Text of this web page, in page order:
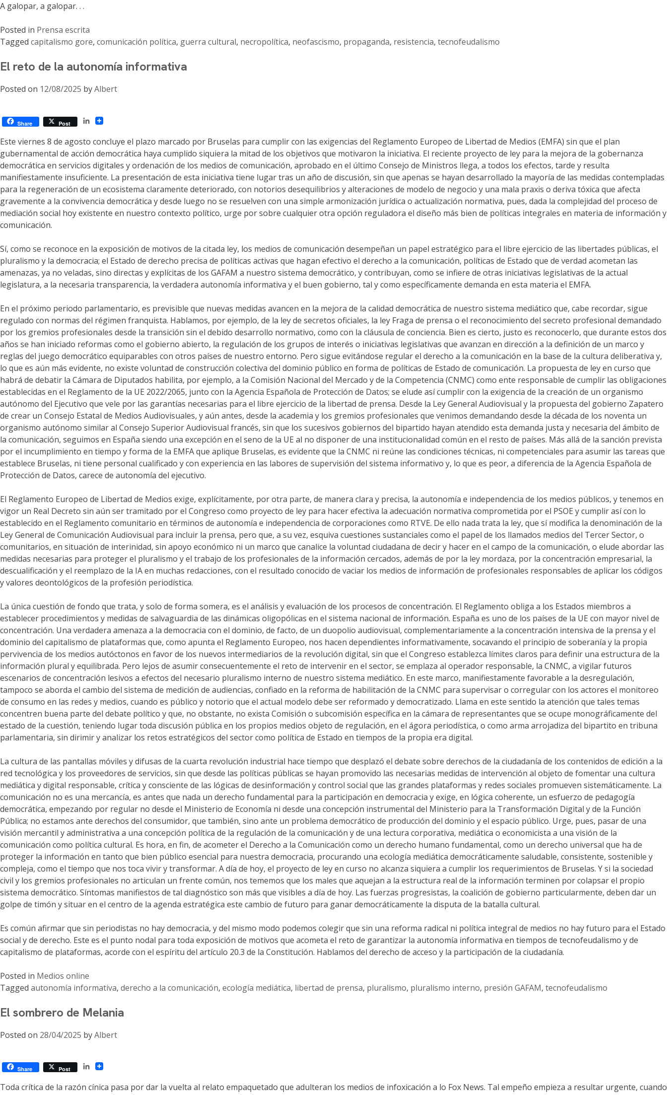
A galopar, a galopar. . .
Posted in Prensa escrita
Tagged capitalismo gore, comunicación política, guerra cultural, necropolítica, neofascismo, propaganda, resistencia, tecnofeudalismo
El reto de la autonomía informativa
Posted on 12/08/2025 byAlbert
Share Post
LinkedIn
Este viernes 8 de agosto concluye el plazo marcado por Bruselas para cumplir con las exigencias del Reglamento Europeo de Libertad de Medios (EMFA) sin que el plan
gubernamental de acción democrática haya cumplido siquiera la mitad de los objetivos que motivaron la iniciativa. El reciente proyecto de ley para la mejora de la gobernanza
democrática en servicios digitales y ordenación de los medios de comunicación, aprobado en el último Consejo de Ministros llega, a todos los efectos, tarde y resulta
manifiestamente insuficiente. La presentación de esta iniciativa tiene lugar tras un año de discusión, sin que apenas se hayan desarrollado la mayoría de las medidas contempladas
para la regeneración de un ecosistema claramente deteriorado, con notorios desequilibrios y alteraciones de modelo de negocio y una mala praxis o deriva tóxica que afecta
gravemente a la convivencia democrática y desde luego no se resuelven con una simple armonización jurídica o actualización normativa, pues, dada la complejidad del proceso de
mediación social hoy existente en nuestro contexto político, urge por sobre cualquier otra opción reguladora el diseño más bien de políticas integrales en materia de información y
comunicación.
Sí, como se reconoce en la exposición de motivos de la citada ley, los medios de comunicación desempeñan un papel estratégico para el libre ejercicio de las libertades públicas, el
pluralismo y la democracia; el Estado de derecho precisa de políticas activas que hagan efectivo el derecho a la comunicación, políticas de Estado que de verdad acometan las
amenazas, ya no veladas, sino directas y explícitas de los GAFAM a nuestro sistema democrático, y contribuyan, como se infiere de otras iniciativas legislativas de la actual
legislatura, a la necesaria transparencia, la verdadera autonomía informativa y el buen gobierno, tal y como específicamente demanda en esta materia el EMFA.
En el próximo periodo parlamentario, es previsible que nuevas medidas avancen en la mejora de la calidad democrática de nuestro sistema mediático que, cabe recordar, sigue
regulado con normas del régimen franquista. Hablamos, por ejemplo, de la ley de secretos oficiales, la ley Fraga de prensa o el reconocimiento del secreto profesional demandado
por los gremios profesionales desde la transición sin el debido desarrollo normativo, como con la cláusula de conciencia. Bien es cierto, justo es reconocerlo, que durante estos dos
años se han iniciado reformas como el gobierno abierto, la regulación de los grupos de interés o iniciativas legislativas que avanzan en dirección a la definición de un marco y
reglas del juego democrático equiparables con otros países de nuestro entorno. Pero sigue evitándose regular el derecho a la comunicación en la base de la cultura deliberativa y,
lo que es aún más evidente, no existe voluntad de construcción colectiva del dominio público en forma de políticas de Estado de comunicación. La propuesta de ley en curso que
habrá de debatir la Cámara de Diputados habilita, por ejemplo, a la Comisión Nacional del Mercado y de la Competencia (CNMC) como ente responsable de cumplir las obligaciones
establecidas en el Reglamento de la UE 2022/2065, junto con la Agencia Española de Protección de Datos; se elude así cumplir con la exigencia de la creación de un organismo
autónomo del Ejecutivo que vele por las garantías necesarias para el libre ejercicio de la libertad de prensa. Desde la Ley General Audiovisual y la propuesta del gobierno Zapatero
de crear un Consejo Estatal de Medios Audiovisuales, y aún antes, desde la academia y los gremios profesionales que venimos demandando desde la década de los noventa un
organismo autónomo similar al Consejo Superior Audiovisual francés, sin que los sucesivos gobiernos del bipartido hayan atendido esta demanda justa y necesaria del ámbito de
la comunicación, seguimos en España siendo una excepción en el seno de la UE al no disponer de una institucionalidad común en el resto de países. Más allá de la sanción prevista
por el incumplimiento en tiempo y forma de la EMFA que aplique Bruselas, es evidente que la CNMC ni reúne las condiciones técnicas, ni competenciales para asumir las tareas que
establece Bruselas, ni tiene personal cualificado y con experiencia en las labores de supervisión del sistema informativo y, lo que es peor, a diferencia de la Agencia Española de
Protección de Datos, carece de autonomía del ejecutivo.
El Reglamento Europeo de Libertad de Medios exige, explícitamente, por otra parte, de manera clara y precisa, la autonomía e independencia de los medios públicos, y tenemos en
vigor un Real Decreto sin aún ser tramitado por el Congreso como proyecto de ley para hacer efectiva la adecuación normativa comprometida por el PSOE y cumplir así con lo
establecido en el Reglamento comunitario en términos de autonomía e independencia de corporaciones como RTVE. De ello nada trata la ley, que sí modifica la denominación de la
Ley General de Comunicación Audiovisual para incluir la prensa, pero que, a su vez, esquiva cuestiones sustanciales como el papel de los llamados medios del Tercer Sector, o
comunitarios, en situación de interinidad, sin apoyo económico ni un marco que canalice la voluntad ciudadana de decir y hacer en el campo de la comunicación, o elude abordar las
medidas necesarias para proteger el pluralismo y el trabajo de los profesionales de la información cercados, además de por la ley mordaza, por la concentración empresarial, la
descualificación y el reemplazo de la IA en muchas redacciones, con el resultado conocido de vaciar los medios de información de profesionales responsables de aplicar los códigos
y valores deontológicos de la profesión periodística.
La única cuestión de fondo que trata, y solo de forma somera, es el análisis y evaluación de los procesos de concentración. El Reglamento obliga a los Estados miembros a
establecer procedimientos y medidas de salvaguardia de las dinámicas oligopólicas en el sistema nacional de información. España es uno de los países de la UE con mayor nivel de
concentración. Una verdadera amenaza a la democracia con el dominio, de facto, de un duopolio audiovisual, complementariamente a la concentración intensiva de la prensa y el
dominio del capitalismo de plataformas que, como apunta el Reglamento Europeo, nos hacen dependientes informativamente, socavando el principio de soberanía y la propia
pervivencia de los medios autóctonos en favor de los nuevos intermediarios de la revolución digital, sin que el Congreso establezca límites claros para definir una estructura de la
información plural y equilibrada. Pero lejos de asumir consecuentemente el reto de intervenir en el sector, se emplaza al operador responsable, la CNMC, a vigilar futuros
escenarios de concentración lesivos a efectos del necesario pluralismo interno de nuestro sistema mediático. En este marco, manifiestamente favorable a la desregulación,
tampoco se aborda el cambio del sistema de medición de audiencias, confiado en la reforma de habilitación de la CNMC para supervisar o corregular con los actores el monitoreo
de consumo en las redes y medios, cuando es público y notorio que el actual modelo debe ser reformado y democratizado. Llama en este sentido la atención que tales temas
concentren buena parte del debate político y que, no obstante, no exista Comisión o subcomisión específica en la cámara de representantes que se ocupe monográficamente del
estado de la cuestión, teniendo lugar toda discusión pública en los propios medios objeto de regulación, en el ágora periodística, o como arma arrojadiza del bipartito en tribuna
parlamentaria, sin dirimir y analizar los retos estratégicos del sector como política de Estado en tiempos de la propia era digital.
La cultura de las pantallas móviles y difusas de la cuarta revolución industrial hace tiempo que desplazó el debate sobre derechos de la ciudadanía de los contenidos de edición a la
red tecnológica y los proveedores de servicios, sin que desde las políticas públicas se hayan promovido las necesarias medidas de intervención al objeto de fomentar una cultura
mediática y digital responsable, crítica y consciente de las lógicas de desinformación y control social que las grandes plataformas y redes sociales promueven sistemáticamente. La
comunicación no es una mercancía, es antes que nada un derecho fundamental para la participación en democracia y exige, en lógica coherente, un esfuerzo de pedagogía
democrática, empezando por regular no desde el Ministerio de Economía ni desde una concepción instrumental del Ministerio para la Transformación Digital y de la Función
Pública; no estamos ante derechos del consumidor, que también, sino ante un problema democrático de producción del dominio y el espacio público. Urge, pues, pasar de una
visión mercantil y administrativa a una concepción política de la regulación de la comunicación y de una lectura corporativa, mediática o economicista a una visión de la
comunicación como política cultural. Es hora, en fin, de acometer el Derecho a la Comunicación como un derecho humano fundamental, como un derecho universal que ha de
proteger la información en tanto que bien público esencial para nuestra democracia, procurando una ecología mediática democráticamente saludable, consistente, sostenible y
compleja, como el tiempo que nos toca vivir y transformar. A día de hoy, el proyecto de ley en curso no alcanza siquiera a cumplir los requerimientos de Bruselas. Y si la sociedad
civil y los gremios profesionales no articulan un frente común, nos tememos que los males que aquejan a la estructura real de la información terminen por colapsar el propio
sistema democrático. Síntomas manifiestos de tal diagnóstico son más que visibles a día de hoy. Las fuerzas progresistas, la coalición de gobierno particularmente, deben dar un
golpe de timón y situar en el centro de la agenda estratégica este cambio de futuro para ganar democráticamente la disputa de la batalla cultural.
Es común afirmar que sin periodistas no hay democracia, y del mismo modo podemos colegir que sin una reforma radical ni política integral de medios no hay futuro para el Estado
social y de derecho. Este es el punto nodal para toda exposición de motivos que acometa el reto de garantizar la autonomía informativa en tiempos de tecnofeudalismo y de
capitalismo de plataformas, acorde con el espíritu del artículo 20.3 de la Constitución. Hablamos del derecho de acceso y la participación de la ciudadanía.
Posted in Medios online
Tagged autonomía informativa, derecho a la comunicación, ecología mediática, libertad de prensa, pluralismo, pluralismo interno, presión GAFAM, tecnofeudalismo
El sombrero de Melania
Posted on 28/04/2025 byAlbert
Share Post
LinkedIn
Toda crítica de la razón cínica pasa por dar la vuelta al relato empaquetado que adulteran los medios de infoxicación a lo Fox News. Tal empeño empieza a resultar urgente, cuando